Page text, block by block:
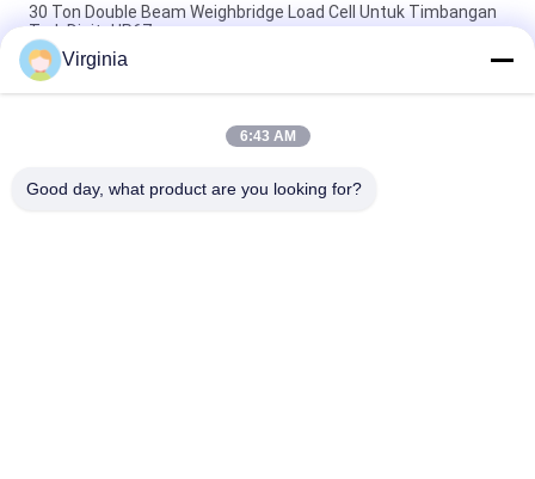
30 Ton Double Beam Weighbridge Load Cell Untuk Timbangan
Truk Digital IP67
Truck Load Weighbridge Load Cell Dengan Tipe Jembatan /
Kolom Tipe 10 Ton
Load Cell Jembatan Timbang Stainless Steel Dengan Analog
Virginia
6:43 AM
Good day, what product are you looking for?